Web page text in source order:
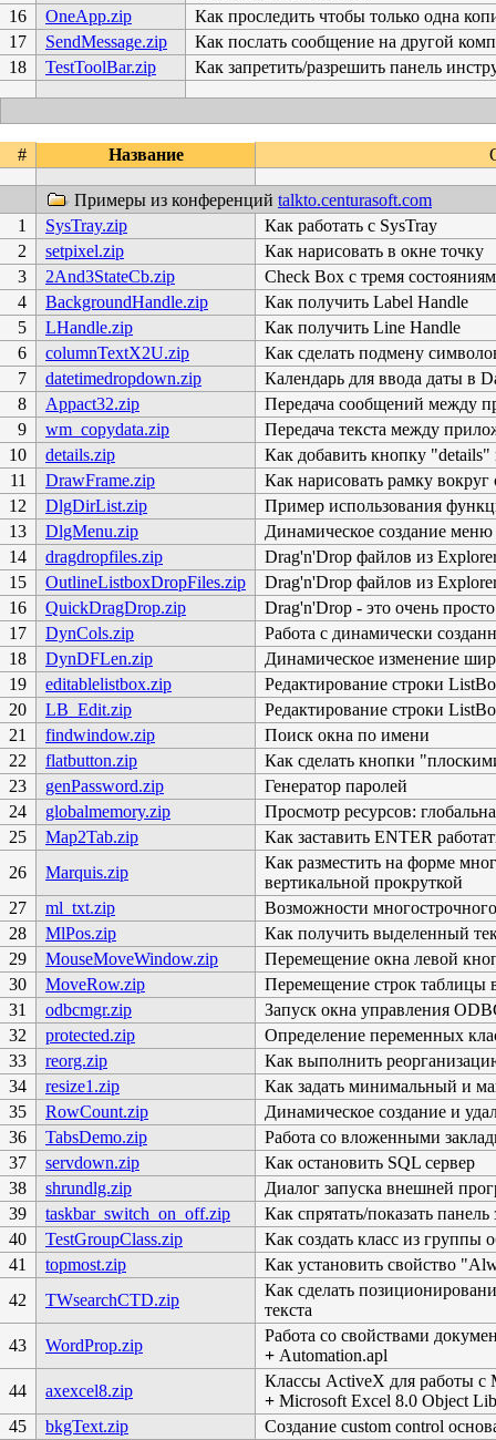
16
OneApp.zip
Как проследить чтобы только одна
17
SendMessage.zip
Как послать сообщение на другой
18
TestToolBar.zip Как запретить/разрешить панель
# Название
Примеры из конференций talkto.centurasoft.com
1
SysTray.zip
Как работать с SysTray
2
setpixel.zip
Как нарисовать в окне точку
3
2And3StateCb.zip
Check Box с тремя
4
BackgroundHandle.zip
Как получить Label Handle
5
LHandle.zip
Как получить Line Handle
6
columnTextX2U.zip
Как сделать подмену
7
datetimedropdown.zip
Календарь для ввода даты в
8
Appact32.zip
Передача сообщений между
9
wm_copydata.zip
Передача текста между
10
details.zip
Как добавить кнопку "details"
11
DrawFrame.zip
Как нарисовать рамку вокруг
12
DlgDirList.zip
Пример использования
13
DlgMenu.zip
Динамическое создание меню
14
dragdropfiles.zip
Drag'n'Drop файлов из
15
OutlineListboxDropFiles.zip
Drag'n'Drop файлов из
16
QuickDragDrop.zip
Drag'n'Drop - это очень
17
DynCols.zip
Работа с динамически
18
DynDFLen.zip
Динамическое изменение
19
editablelistbox.zip
Редактирование строки
20
LB_Edit.zip
Редактирование строки
21
findwindow.zip
Поиск окна по имени
22
flatbutton.zip
Как сделать кнопки
23
genPassword.zip
Генератор паролей
24
globalmemory.zip
Просмотр ресурсов:
25
Map2Tab.zip
Как заставить ENTER
26
Marquis.zip
Как разместить на форме
вертикальной прокруткой
27
ml_txt.zip
Возможности многострочного
28
MlPos.zip
Как получить выделенный
29
MouseMoveWindow.zip
Перемещение окна левой
30
MoveRow.zip
Перемещение строк таблицы
31
odbcmgr.zip
Запуск окна управления
32
protected.zip
Определение переменных
33
reorg.zip
Как выполнить
34
resize1.zip
Как задать минимальный и
35
RowCount.zip
Динамическое создание и
36
TabsDemo.zip
Работа со вложенными
37
servdown.zip
Как остановить SQL сервер
38
shrundlg.zip
Диалог запуска внешней
39
taskbar_switch_on_off.zip
Как спрятать/показать панель
40
TestGroupClass.zip
Как создать класс из группы
41
topmost.zip
Как установить свойство
42
TWsearchCTD.zip
Как сделать
текста
43
WordProp.zip
Работа со свойствами
+ Automation.apl
44
axexcel8.zip
Классы ActiveX для работы с
+ Microsoft Excel 8.0 Object
45
bkgText.zip Создание custom control